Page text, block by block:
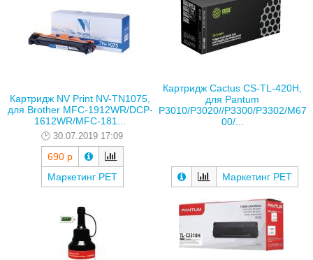
Картридж NV Print NV-TN1075,
для Brother MFC-1912WR/DCP-
1612WR/MFC-181...
30.07.2019 17:09
690 р
Маркетинг РЕТ
Картридж Cactus CS-TL-420H,
для Pantum
P3010/P3020//P3300/P3302/M67
00/...
Маркетинг РЕТ